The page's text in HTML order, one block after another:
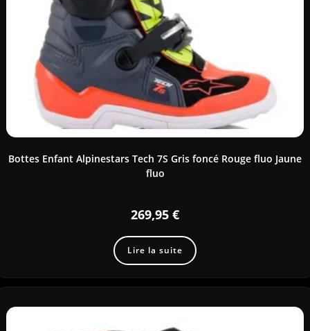
Bottes Enfant Alpinestars Tech 7S Gris foncé Rouge fluo Jaune
fluo
269,95 €
Lire la suite